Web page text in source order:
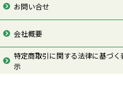
お問い合せ
会社概要
特定商取引に関する法律に基づく
示